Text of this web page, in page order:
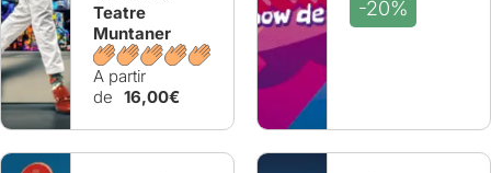
Teatre
Muntaner
A partir
de 16,00€
-20%